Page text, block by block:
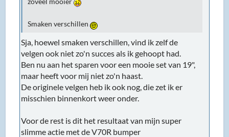
Smaken verschillen
Sja, hoewel smaken verschillen, vind ik zelf de
velgen ook niet zo'n succes als ik gehoopt had.
Ben nu aan het sparen voor een mooie set van 19",
maar heeft voor mij niet zo'n haast.
De originele velgen heb ik ook nog, die zet ik er
misschien binnenkort weer onder.
Voor de rest is dit het resultaat van mijn super
slimme actie met de V70R bumper